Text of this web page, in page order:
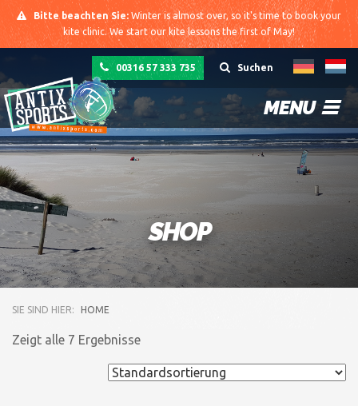
Bitte beachten Sie: Winter is almost over, so it's time to book your
kite clinic. We start our kite lessons the first of May!
Suchen
00316 57 333 735
MENU
SHOP
SIE SIND HIER: HOME
Zeigt alle 7 Ergebnisse